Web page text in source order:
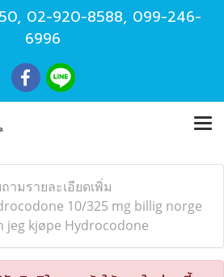
, 02-920-8588, 099-246-
6996
ามรายละเอียดเพิ่ม
10/325 mg billig norge
kjøpe Hydrocodone